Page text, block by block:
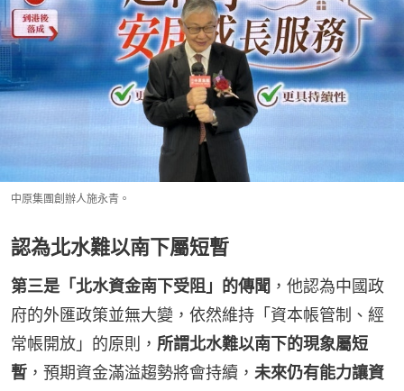
中原集團創辦人施永青。
認為北水難以南下屬短暫
第三是「北水資金南下受阻」的傳聞 ，他認為中國政
府的外匯政策並無大變，依然維持「資本帳管制、經
常帳開放」的原則， 所謂北水難以南下的現象屬短
暫 ，預期資金滿溢趨勢將會持續， 未來仍有能力讓資